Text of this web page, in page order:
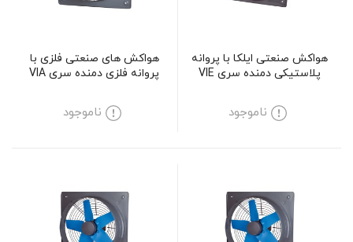
هواکش صنعتی ایلکا با پروانه
پلاستیکی دمنده سری VIE
ناموجود
هواکش های صنعتی فلزی با
پروانه فلزی دمنده سری VIA
ناموجود